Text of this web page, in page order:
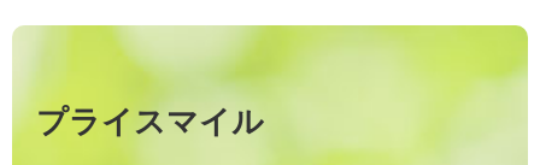
プライスマイル